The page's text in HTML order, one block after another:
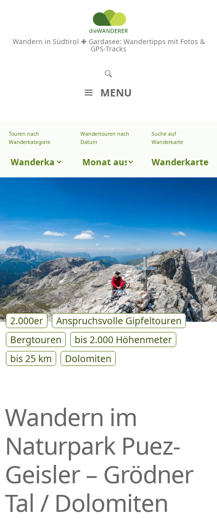
Wandern in Südtirol ✚ Gardasee: Wandertipps mit Fotos &
GPS-Tracks
MENU
M
A
R
I
N
G
E
N
Touren nach
Wanderkategorie
Touren
Wandertouren nach
Datum
Wandertouren
Datum
Suche auf
Wanderkarte
Wanderkarte
2.000er
Anspruchsvolle Gipfeltouren
Bergtouren
bis 2.000 Höhenmeter
bis 25 km
Dolomiten
Wandern im
Naturpark Puez-
Geisler – Grödner
Tal / Dolomiten